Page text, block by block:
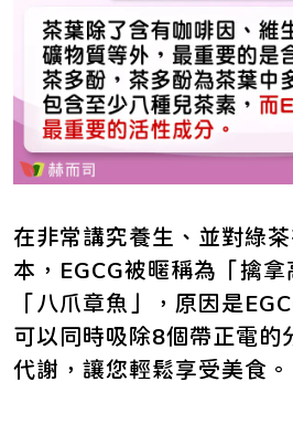
在非常講究養生、並對綠
本，EGCG被暱稱為「擒
「八爪章魚」，原因是
可以同時吸除8個帶正電的
代謝，讓您輕鬆享受美食。